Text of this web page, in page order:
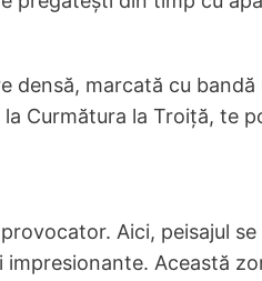
densă, marcată cu
Curmătura la Troiță, te
Aici, peisajul
Această